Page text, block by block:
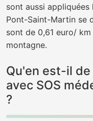
sont aussi
Pont-Saint-Martin se
sont de 0,61 euro/
montagne.
Qu'en est-il
avec SOS
?